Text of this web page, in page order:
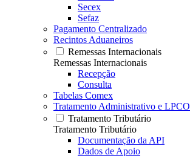
Secex
Sefaz
Pagamento Centralizado
Recintos Aduaneiros
Remessas Internacionais
Remessas Internacionais
Recepção
Consulta
Tabelas Comex
Tratamento Administrativo e LPCO
Tratamento Tributário
Tratamento Tributário
Documentação da API
Dados de Apoio